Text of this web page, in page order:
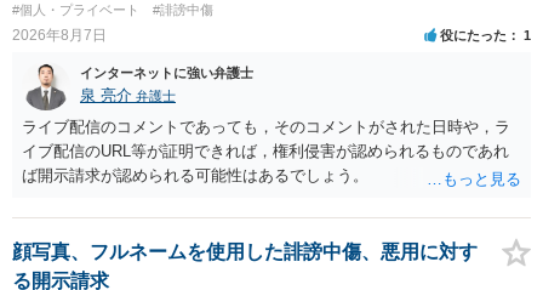
#個人・プライベート
#誹謗中傷
2026年8月7日 役にたった 1
インターネットに強い弁護士
泉 亮介 弁護士
ライブ配信のコメントであっても，そのコメントがされた日時や，ラ
イブ配信のURL等が証明できれば，権利侵害が認められるものであれ
ば開示請求が認められる可能性はあるでしょう。
顔写真、フルネームを使用した誹謗中傷、悪用に対す
る開示請求